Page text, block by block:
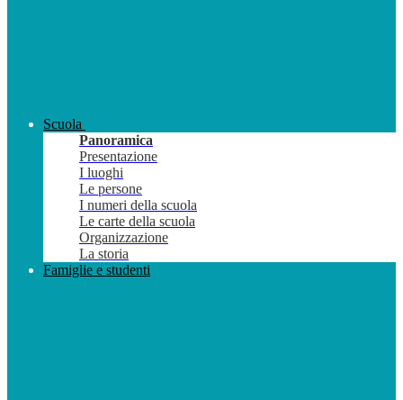
Scuola
Panoramica
Presentazione
I luoghi
Le persone
I numeri della scuola
Le carte della scuola
Organizzazione
La storia
Famiglie e studenti